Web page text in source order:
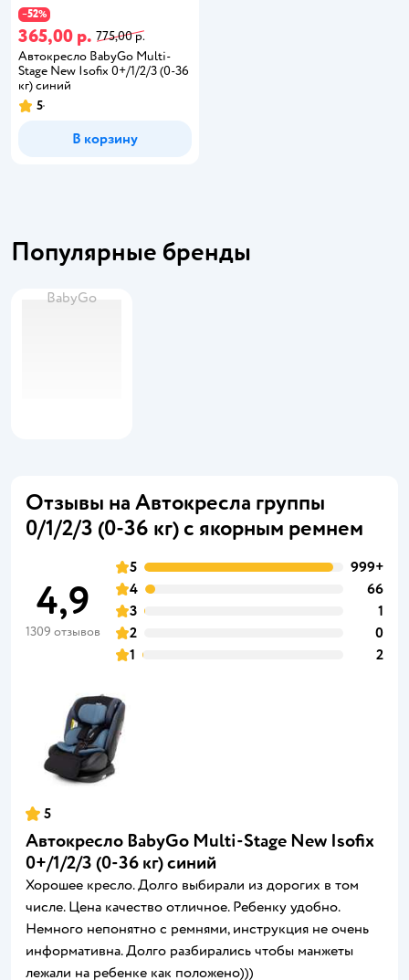
−52%
365,00 р. 775,00 р.
Автокресло BabyGo Multi-
Stage New Isofix 0+/1/2/3 (0-36
кг) синий
5
В корзину
Популярные бренды
BabyGo
Отзывы на Автокресла группы
0/1/2/3 (0-36 кг) с якорным ремнем
4,9
1309 отзывов
5
999+
4
66
3
1
2
0
1
2
5
Автокресло BabyGo Multi-Stage New Isofix
0+/1/2/3 (0-36 кг) синий
Хорошее кресло. Долго выбирали из дорогих в том
числе. Цена качество отличное. Ребенку удобно.
Немного непонятно с ремнями, инструкция не очень
информативна. Долго разбирались чтобы манжеты
лежали на ребенке как положено)))